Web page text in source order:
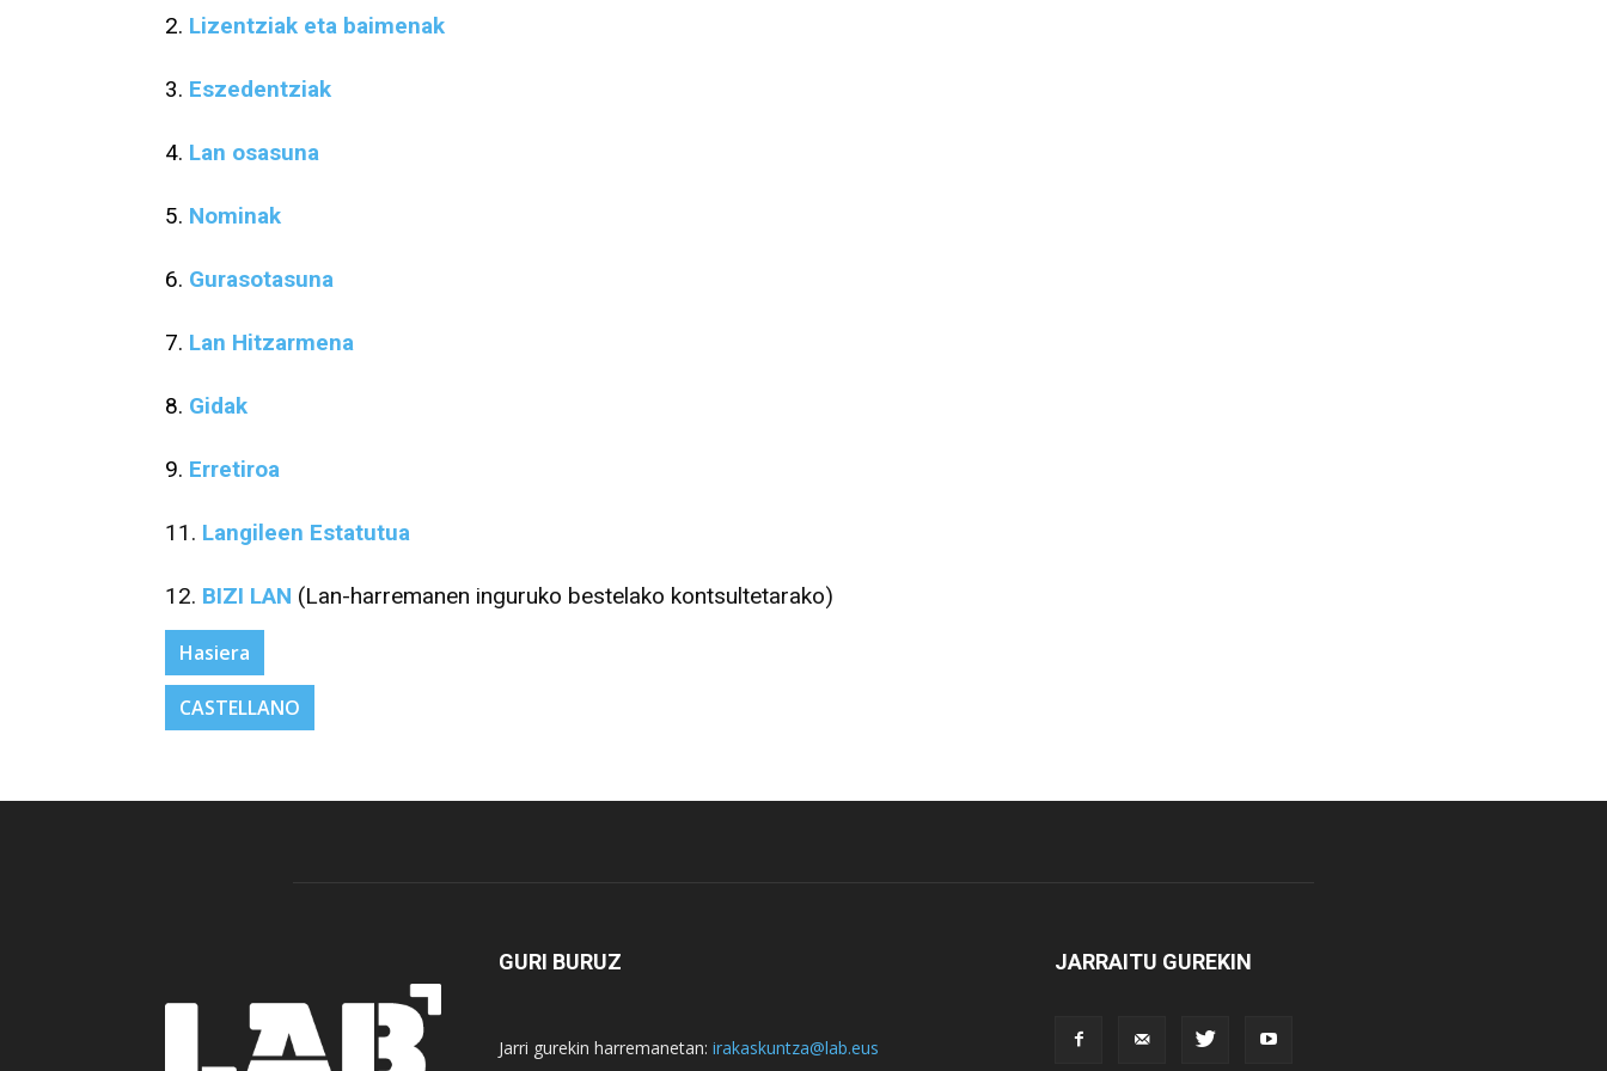
2. Lizentziak eta baimenak
3. Eszedentziak
4. Lan osasuna
5. Nominak
6. Gurasotasuna
7. Lan Hitzarmena
8. Gidak
9. Erretiroa
11. Langileen Estatutua
12. BIZI LAN (Lan-harremanen inguruko bestelako kontsultetarako)
Hasiera
CASTELLANO
GURI BURUZ
Jarri gurekin harremanetan: irakaskuntza@lab.eus
JARRAITU GUREKIN